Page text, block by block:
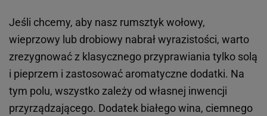
Jeśli chcemy, aby nasz rumsztyk wołowy,
wieprzowy lub drobiowy nabrał wyrazistości, warto
zrezygnować z klasycznego przyprawiania tylko solą
i pieprzem i zastosować aromatyczne dodatki. Na
tym polu, wszystko zależy od własnej inwencji
przyrządzającego. Dodatek białego wina, ciemnego